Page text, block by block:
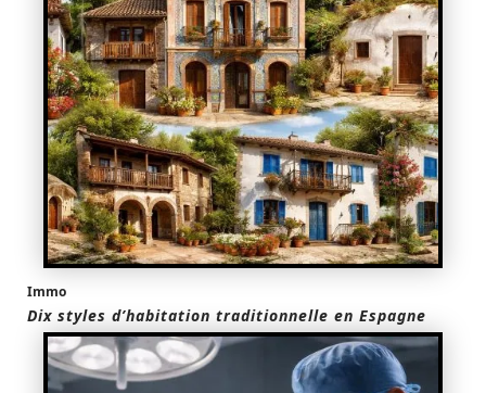
Immo
Dix styles d’habitation traditionnelle en Espagne